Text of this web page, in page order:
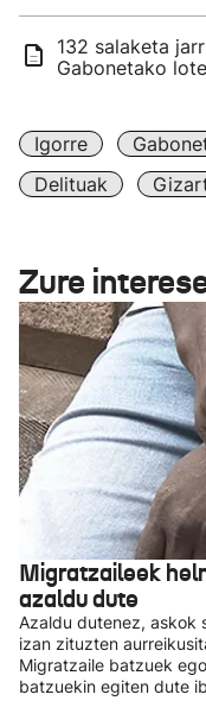
132 salaketa
Gabonetako
Igorre
Delituak
Zure
Migratzaileek
azaldu dute
Azaldu dutenez, askok
izan zituzten
Migratzaile batzuek
batzuekin egiten dute